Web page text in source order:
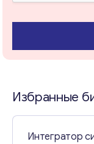
Избранные
Интегратор